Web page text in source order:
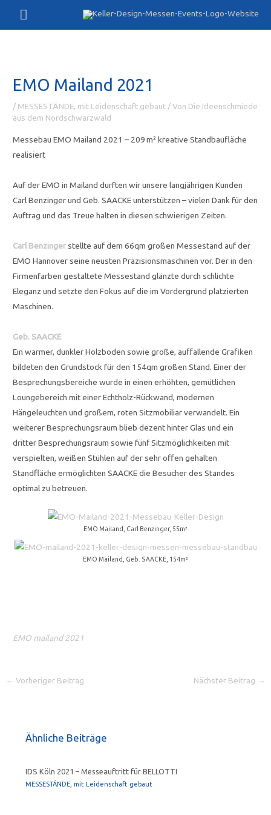
Hauptmenü
EMO Mailand 2021
/ MESSESTÄNDE, mit Leidenschaft gebaut / Von Die Ideenschmiede
aus dem Nordschwarzwald
Messebau EMO Mailand 2021 – 209 m² kreative Standbaufläche
realisiert
Auf der EMO in Mailand durften wir unsere langjährigen Kunden
Carl Benzinger und Geb. SAACKE unterstützen – vielen Dank für den
Auftrag und das Treue halten in diesen schwierigen Zeiten.
Carl Benzingerstellte auf dem 66qm großen Messestand auf der
EMO Hannover seine neusten Präzisionsmaschinen vor. Der in den
Firmenfarben gestaltete Messestand glänzte durch schlichte
Eleganz und setzte den Fokus auf die im Vordergrund platzierten
Maschinen.
Geb. SAACKE
Ein warmer, dunkler Holzboden sowie große, auffallende Grafiken
bildeten den Grundstock für den 154qm großen Stand. Einer der
Besprechungsbereiche wurde in einen erhöhten, gemütlichen
Loungebereich mit einer Echtholz-Rückwand, modernen
Hängeleuchten und großem, roten Sitzmobiliar verwandelt. Ein
weiterer Besprechungsraum blieb dezent hinter Glas und ein
dritter Besprechungsraum sowie fünf Sitzmöglichkeiten mit
verspielten, weißen Stühlen auf der sehr offen gehalten
Standfläche ermöglichten SAACKE die Besucher des Standes
optimal zu betreuen.
EMO Mailand, Carl Benzinger, 55m²
EMO Mailand, Geb. SAACKE, 154m²
EMO mailand 2021
← Vorheriger Beitrag Nächster Beitrag →
Ähnliche Beiträge
IDS Köln 2021 – Messeauftritt für BELLOTTI
MESSESTÄNDE, mit Leidenschaft gebaut